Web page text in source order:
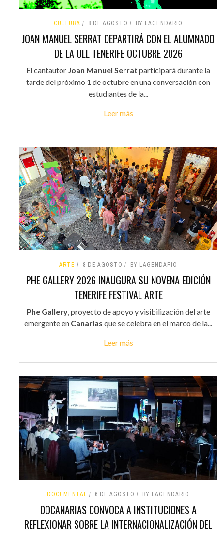
CULTURA 8 DE AGOSTO BY LAGENDARIO
JOAN MANUEL SERRAT DEPARTIRÁ CON EL ALUMNADO
DE LA ULL TENERIFE OCTUBRE 2026
El cantautor Joan Manuel Serrat participará durante la
tarde del próximo 1 de octubre en una conversación con
estudiantes de la...
Leer más
ARTE 8 DE AGOSTO BY LAGENDARIO
PHE GALLERY 2026 INAUGURA SU NOVENA EDICIÓN
TENERIFE FESTIVAL ARTE
Phe Gallery, proyecto de apoyo y visibilización del arte
emergente en Canarias que se celebra en el marco de la...
Leer más
DOCUMENTAL 6 DE AGOSTO BY LAGENDARIO
DOCANARIAS CONVOCA A INSTITUCIONES A
REFLEXIONAR SOBRE LA INTERNACIONALIZACIÓN DEL